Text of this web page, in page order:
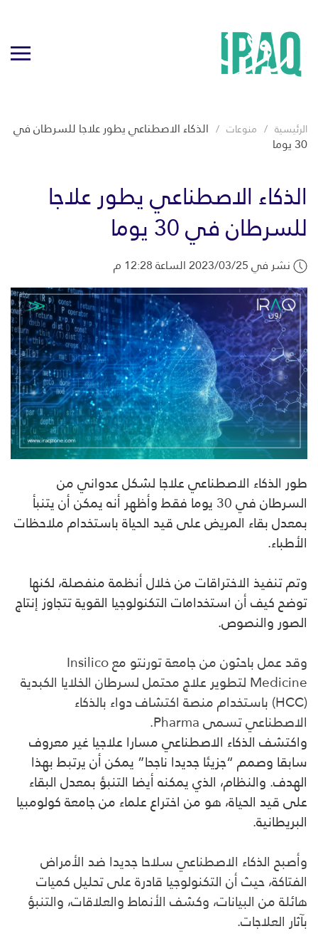
الرئيسية منوعات الذكاء الاصطناعي يطور علاجا للسرطان في
30 يوما
الذكاء الاصطناعي يطور علاجا
للسرطان في 30 يوما
نشر في 2023/03/25 الساعة 12:28 م
طور الذكاء الاصطناعي علاجا لشكل عدواني من
السرطان في 30 يوما فقط وأظهر أنه يمكن أن يتنبأ
بمعدل بقاء المريض على قيد الحياة باستخدام ملاحظات
الأطباء.
وتم تنفيذ الاختراقات من خلال أنظمة منفصلة، لكنها
توضح كيف أن استخدامات التكنولوجيا القوية تتجاوز إنتاج
الصور والنصوص.
وقد عمل باحثون من جامعة تورنتو مع Insilico
Medicine لتطوير علاج محتمل لسرطان الخلايا الكبدية
(HCC) باستخدام منصة اكتشاف دواء بالذكاء
الاصطناعي تسمى Pharma.
واكتشف الذكاء الاصطناعي مسارا علاجيا غير معروف
سابقا وصمم “جزيئا جديدا ناجحا” يمكن أن يرتبط بهذا
الهدف. والنظام، الذي يمكنه أيضا التنبؤ بمعدل البقاء
على قيد الحياة، هو من اختراع علماء من جامعة كولومبيا
البريطانية.
وأصبح الذكاء الاصطناعي سلاحا جديدا ضد الأمراض
الفتاكة، حيث أن التكنولوجيا قادرة على تحليل كميات
هائلة من البيانات، وكشف الأنماط والعلاقات، والتنبؤ
بآثار العلاجات.